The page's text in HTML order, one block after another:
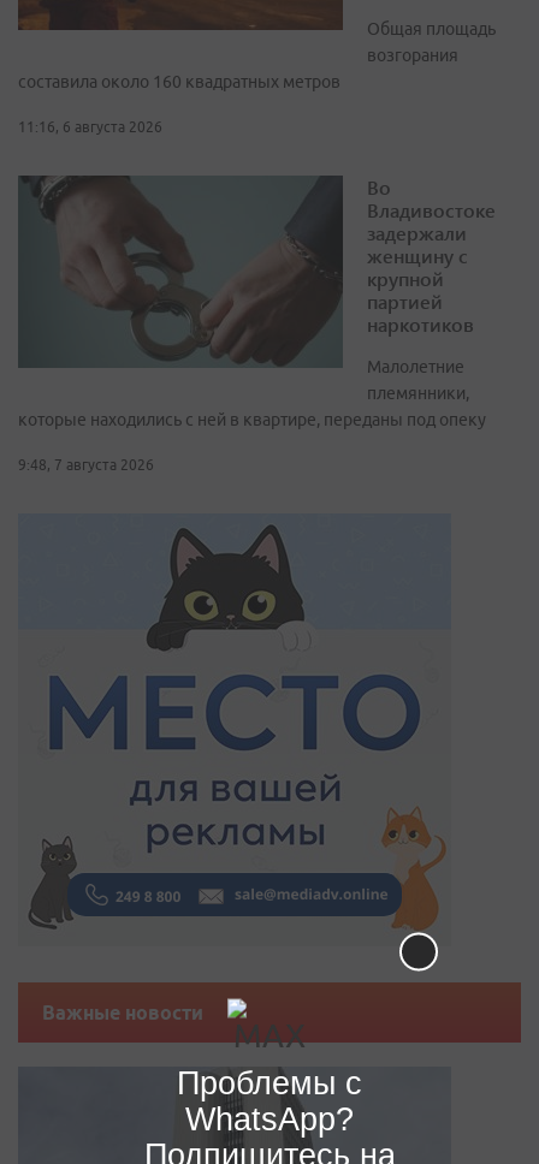
Общая площадь
возгорания
составила около 160 квадратных метров
11:16, 6 августа 2026
Во
Владивостоке
задержали
женщину с
крупной
партией
наркотиков
Малолетние
племянники,
которые находились с ней в квартире, переданы под опеку
9:48, 7 августа 2026
Важные новости
Проблемы с
WhatsApp?
Подпишитесь на